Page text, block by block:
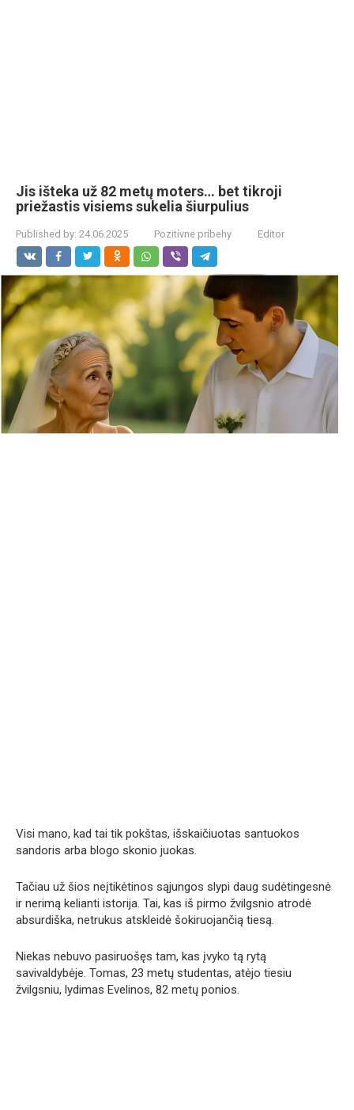
Jis išteka už 82 metų moters… bet tikroji
priežastis visiems sukelia šiurpulius
Published by: 24.06.2025 Pozitívne príbehy Editor
Visi mano, kad tai tik pokštas, išskaičiuotas santuokos
sandoris arba blogo skonio juokas.
Tačiau už šios neįtikėtinos sąjungos slypi daug sudėtingesnė
ir nerimą kelianti istorija. Tai, kas iš pirmo žvilgsnio atrodė
absurdiška, netrukus atskleidė šokiruojančią tiesą.
Niekas nebuvo pasiruošęs tam, kas įvyko tą rytą
savivaldybėje. Tomas, 23 metų studentas, atėjo tiesiu
žvilgsniu, lydimas Evelinos, 82 metų ponios.